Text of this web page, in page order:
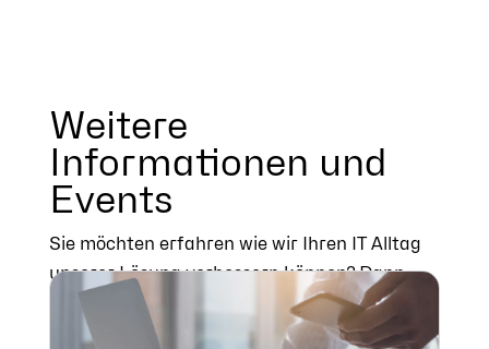
Weitere
Informationen und
Events
Sie möchten erfahren wie wir Ihren IT Alltag
unserer Lösung verbessern können? Dann
melden Sie sich für die passenden
Veranstaltungen an und lernen uns besser